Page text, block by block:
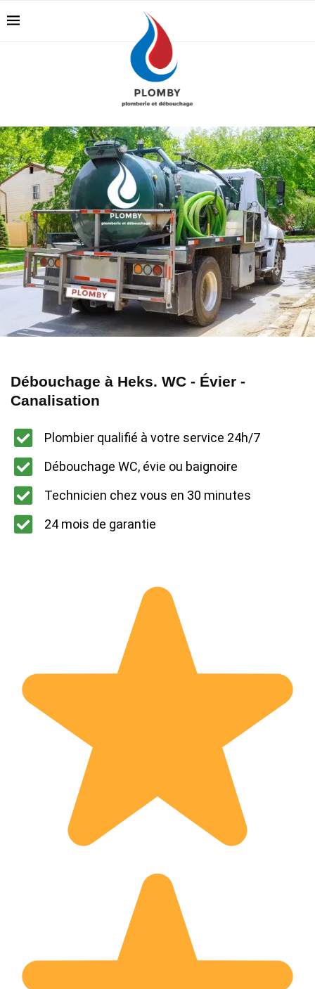
Débouchage à Heks. WC - Évier -
Canalisation
Plombier qualifié à votre service 24h/7
Débouchage WC, évie ou baignoire
Technicien chez vous en 30 minutes
24 mois de garantie